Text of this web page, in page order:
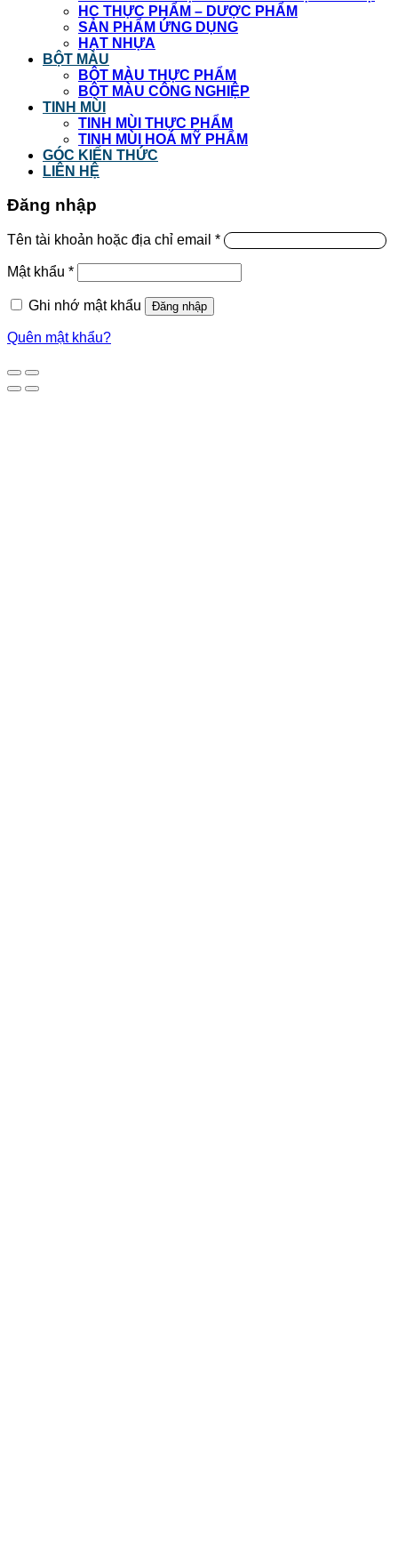
HC THỰC PHẨM – DƯỢC PHẨM
SẢN PHẨM ỨNG DỤNG
HẠT NHỰA
BỘT MÀU
BỘT MÀU THỰC PHẨM
BỘT MÀU CÔNG NGHIỆP
TINH MÙI
TINH MÙI THỰC PHẨM
TINH MÙI HOÁ MỸ PHẨM
GÓC KIẾN THỨC
LIÊN HỆ
Đăng nhập
Tên tài khoản hoặc địa chỉ email *
Mật khẩu *
Ghi nhớ mật khẩu Đăng nhập
Quên mật khẩu?